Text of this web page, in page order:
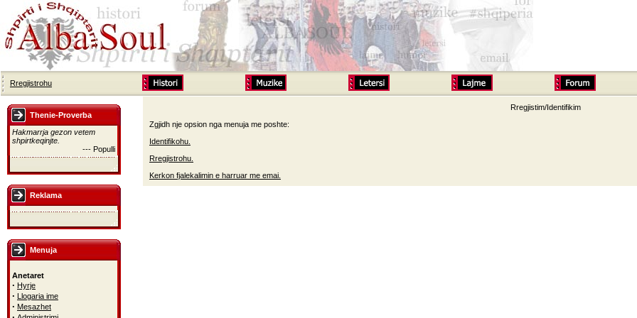
Rregjistrohu
Thenie-Proverba
Hakmarrja gezon vetem
shpirtkeqinjte.
--- Populli
Reklama
Menuja
Anetaret
· Hyrje
· Llogaria ime
· Mesazhet
Rregjistim/Identifikim
Zgjidh nje opsion nga menuja me poshte:
Identifikohu.
Rregjistrohu.
Kerkon fjalekalimin e harruar me emai.